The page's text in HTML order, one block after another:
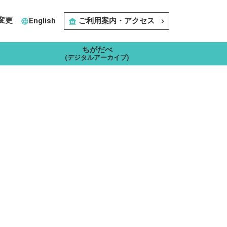
museum ご利用案内・アクセス navigate_next
更 languageEnglish
ちがだべ
(デジタルアーカイブ)